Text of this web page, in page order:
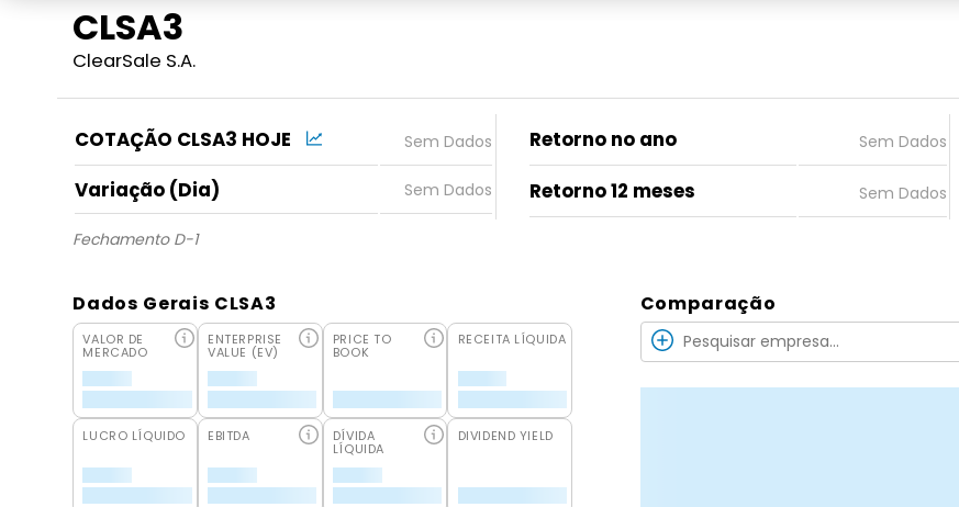
CLSA3
ClearSale S.A.
COTAÇÃO CLSA3 HOJE
Variação (Dia)
Retorno no ano
Retorno 12 meses
Fechamento D-1
Dados Gerais CLSA3
VALOR DE
MERCADO
ENTERPRISE
VALUE (EV)
PRICE TO
BOOK
RECEITA LÍQUIDA
LUCRO LÍQUIDO EBITDA DÍVIDA
LÍQUIDA
DIVIDEND YIELD
Comparação